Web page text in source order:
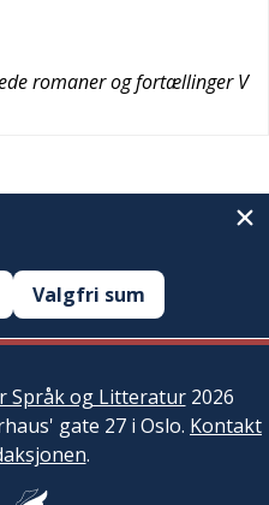
romaner og fortællinger V
Valgfri sum
Språk og Litteratur2026
gate 27 i Oslo. Kontakt
.